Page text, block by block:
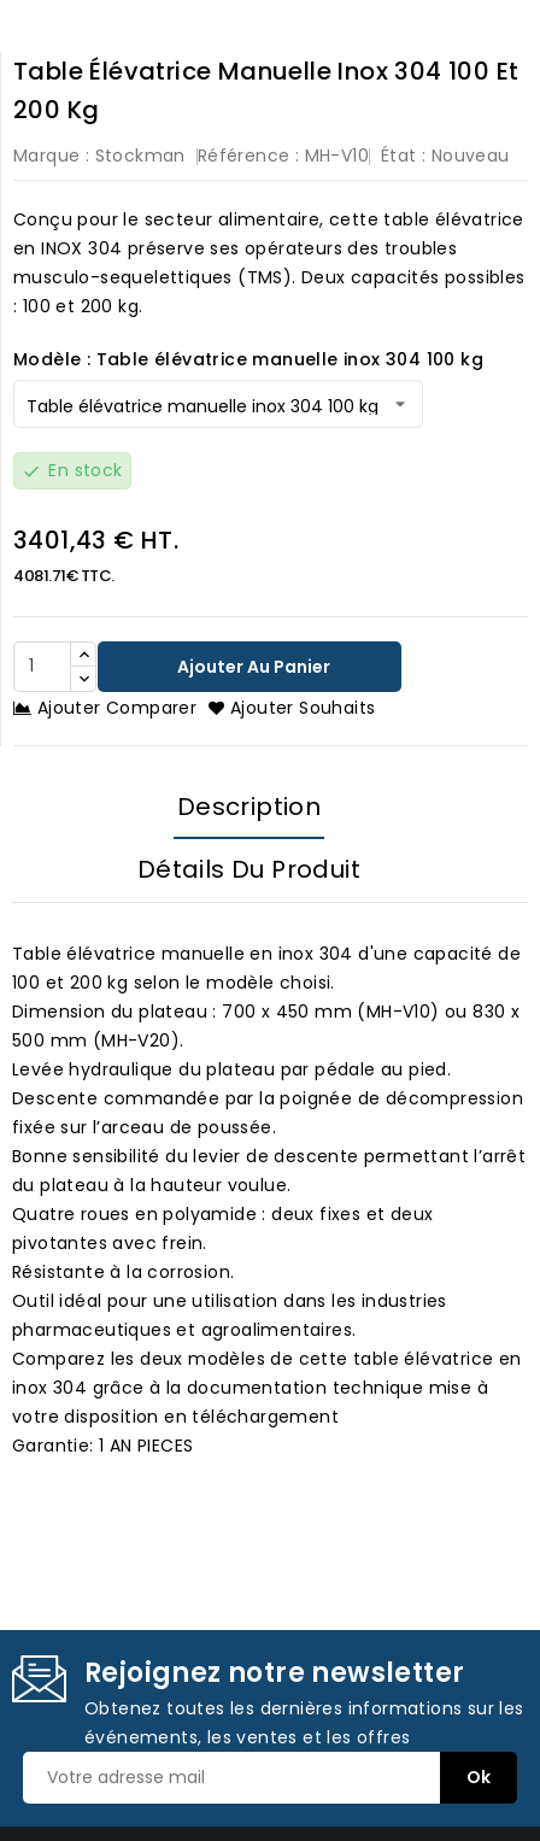
Table Élévatrice Manuelle Inox 304 100 Et
200 Kg
Marque : Stockman Référence : MH-V10 État : Nouveau
Conçu pour le secteur alimentaire, cette table élévatrice
en INOX 304 préserve ses opérateurs des troubles
musculo-sequelettiques (TMS). Deux capacités possibles
: 100 et 200 kg.
Modèle : Table élévatrice manuelle inox 304 100 kg
check En stock
3401,43 € HT.
4081.71€ TTC.
Ajouter Au Panier
Ajouter Comparer
Ajouter Souhaits
Description
Détails Du Produit
Table élévatrice manuelle en inox 304 d'une capacité de
100 et 200 kg selon le modèle choisi.
Dimension du plateau : 700 x 450 mm (MH-V10) ou 830 x
500 mm (MH-V20).
Levée hydraulique du plateau par pédale au pied.
Descente commandée par la poignée de décompression
fixée sur l’arceau de poussée.
Bonne sensibilité du levier de descente permettant l’arrêt
du plateau à la hauteur voulue.
Quatre roues en polyamide : deux fixes et deux
pivotantes avec frein.
Résistante à la corrosion.
Outil idéal pour une utilisation dans les industries
pharmaceutiques et agroalimentaires.
Comparez les deux modèles de cette table élévatrice en
inox 304 grâce à la documentation technique mise à
votre disposition en téléchargement
Garantie: 1 AN PIECES
Rejoignez notre newsletter
Obtenez toutes les dernières informations sur les
événements, les ventes et les offres